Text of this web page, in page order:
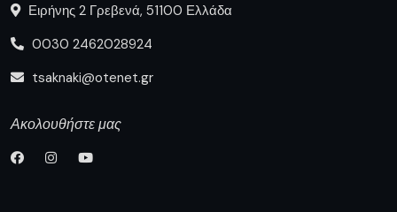
Ειρήνης 2 Γρεβενά, 51100 Ελλάδα
0030 2462028924
tsaknaki@otenet.gr
Ακολουθήστε μας